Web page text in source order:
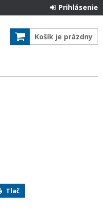
Prihlásenie
Košík je prázdny
Tlač